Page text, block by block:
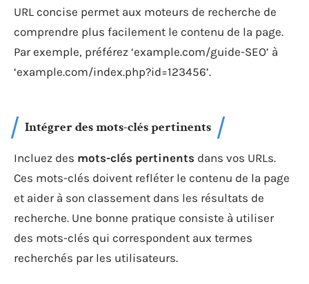
URL concise permet aux moteurs de recherche de
comprendre plus facilement le contenu de la page.
Par exemple, préférez ‘example.com/guide-SEO’ à
‘example.com/index.php?id=123456’.
Intégrer des mots-clés pertinents
Incluez des mots-clés pertinents dans vos URLs.
Ces mots-clés doivent refléter le contenu de la page
et aider à son classement dans les résultats de
recherche. Une bonne pratique consiste à utiliser
des mots-clés qui correspondent aux termes
recherchés par les utilisateurs.